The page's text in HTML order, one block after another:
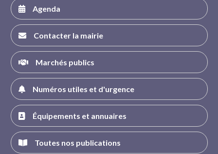
Agenda
Contacter la mairie
Marchés publics
Numéros utiles et d'urgence
Équipements et annuaires
Toutes nos publications